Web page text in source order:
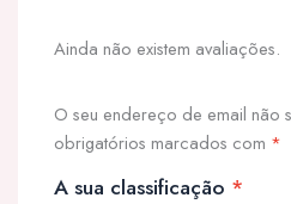
Ainda não existem avaliações.
O seu endereço de email não
obrigatórios marcados com *
A sua classificação *